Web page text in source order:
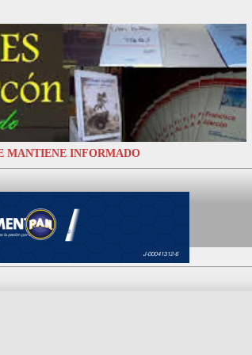
MANTIENE INFORMADO